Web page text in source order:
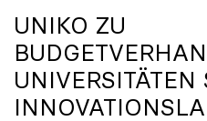
UNIKO ZU
UNIVERSITÄTEN